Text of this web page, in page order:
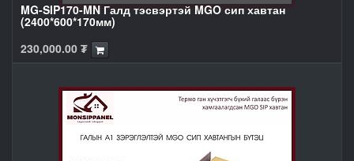
MG-SIP170-MN Галд тэсвэртэй MGO сип хавтан
(2400*600*170мм)
230,000.00 ₮